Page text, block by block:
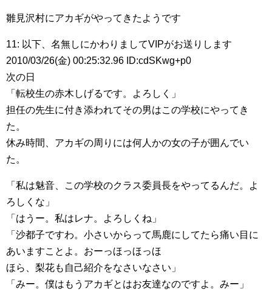
雛見沢村にアカギがやってきたようです
11: 以下、名無しにかわりましてVIPがお送りします
2010/03/26(金) 00:25:32.96 ID:cdSKwg+p0
次の日
「転校生の赤木しげるです。よろしく」
担任の先生に付き添われてその男はこの学校にやってき
た。
休み時間、アカギの周りには何人かの女の子が囲んでい
た。
「私は魅音、この学校のクラス委員長をやってるんだ。よ
ろしくな」
「はうー。私はレナ。よろしくね」
「沙都子ですわ。小さいからって馬鹿にしてたら痛い目に
あいますことよ。おーっほっほっほ
ほら、梨花も自己紹介をなさいなさい」
「みー。僕はもうアカギとはお友達なのですよ。みー」